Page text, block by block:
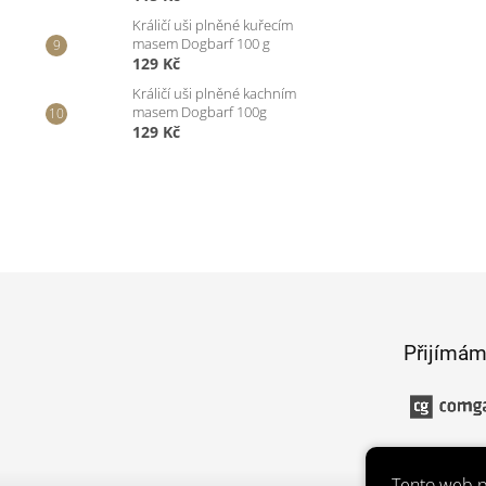
Králičí uši plněné kuřecím
masem Dogbarf 100 g
129 Kč
Králičí uši plněné kachním
masem Dogbarf 100g
129 Kč